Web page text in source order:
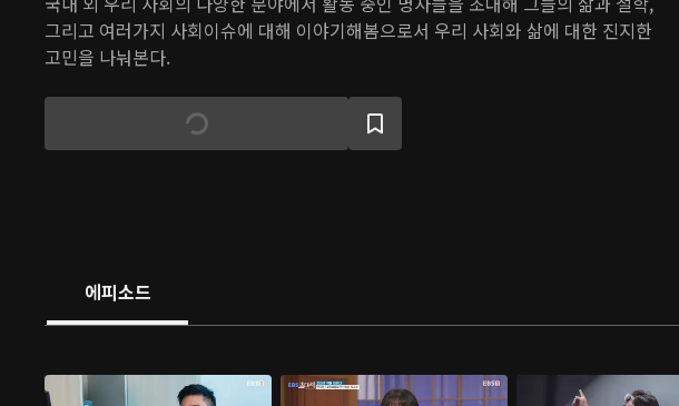
그리고 여러가지 사회이슈에 대해 이야기해봄으로서 우리 사회와 삶에 대한 진지한
고민을 나눠본다.
에피소드